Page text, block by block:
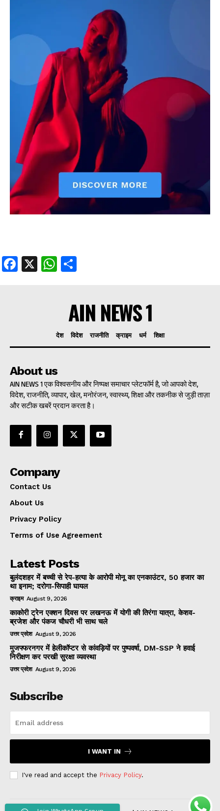
Facebook
X WhatsApp
AIN NEWS 1
देश विदेश राजनीति क्राइम धर्म शिक्षा
About us
AIN NEWS 1 एक विश्वसनीय और निष्पक्ष समाचार प्लेटफॉर्म है, जो आपको देश,
विदेश, राजनीति, व्यापार, खेल, मनोरंजन, स्वास्थ्य, शिक्षा और तकनीक से जुड़ी ताज़ा
और सटीक खबरें प्रदान करता है।
Company
Contact Us
About Us
Privacy Policy
Terms of Use Agreement
Latest Posts
बुलंदशहर में बच्ची से रेप-हत्या के आरोपी मोनू का एनकाउंटर, 50 हजार का
था इनाम; दरोगा-सिपाही घायल
क्राइम August 9, 2026
काकोरी ट्रेन एक्शन दिवस पर लखनऊ में योगी की तिरंगा यात्रा, केशव-
ब्रजेश और पंकज चौधरी भी साथ चले
उत्तर प्रदेश August 9, 2026
मुजफ्फरनगर में हेलीकॉप्टर से कांवड़ियों पर पुष्पवर्षा, DM-SSP ने हवाई
निरीक्षण कर परखी सुरक्षा व्यवस्था
उत्तर प्रदेश August 9, 2026
Subscribe
I WANT IN
I've read and accept the Privacy Policy.